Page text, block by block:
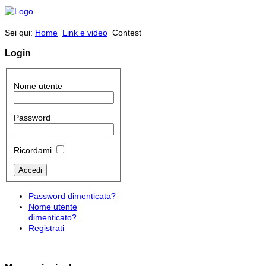
Sei qui: Home Link e video Contest
Login
Nome utente
Password
Ricordami
Password dimenticata?
Nome utente
dimenticato?
Registrati